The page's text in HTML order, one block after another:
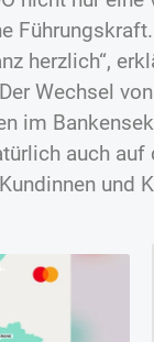
herzlich“,
Wechsel
im
auch
und